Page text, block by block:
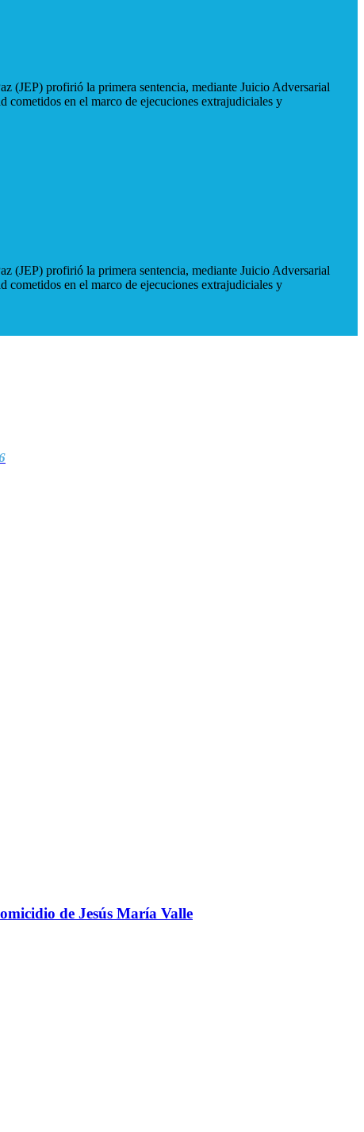
(JEP) profirió la primera sentencia, mediante Juicio Adversarial
en el marco de ejecuciones extrajudiciales y
(JEP) profirió la primera sentencia, mediante Juicio Adversarial
en el marco de ejecuciones extrajudiciales y
de Jesús María Valle